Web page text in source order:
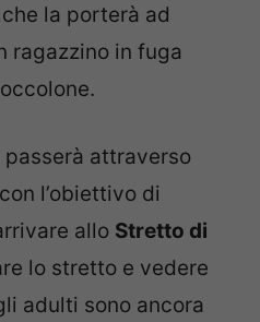
la porterà ad
ragazzino in fuga
attraverso
l’obiettivo di
allo Stretto di
lo stretto e vedere
adulti sono ancora